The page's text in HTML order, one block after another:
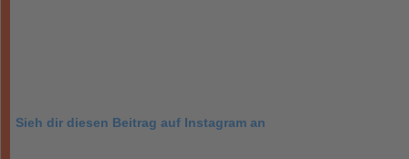
Sieh dir diesen Beitrag auf Instagram an